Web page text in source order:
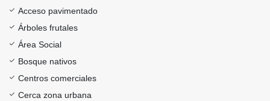
Acceso pavimentado
Árboles frutales
Área Social
Bosque nativos
Centros comerciales
Cerca zona urbana